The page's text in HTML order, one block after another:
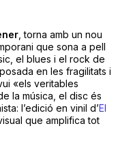
, torna amb un nou
que sona a pell
el blues i el rock de
en les fragilitats i
«els veritables
la música, el disc és
l’edició en vinil d’El
que amplifica tot